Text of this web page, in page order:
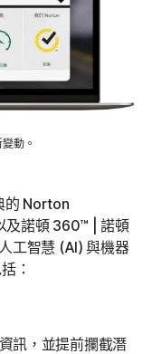
動。
的 Norton
諾頓 360™ | 諾頓
工智慧 (AI) 與機器
：
訊，並提前攔截潛